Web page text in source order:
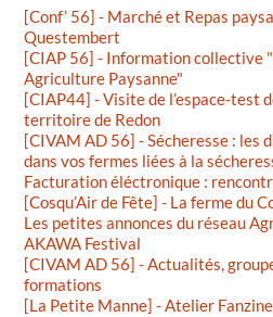
[Conf’ 56] - Marché et Repas
Questembert
[CIAP 56] - Information collective
Agriculture Paysanne"
[CIAP44] - Visite de l’espace-test
territoire de Redon
[CIVAM AD 56] - Sécheresse : les
dans vos fermes liées à la
Facturation éléctronique :
[Cosqu’Air de Fête] - La ferme du
Les petites annonces du réseau
AKAWA Festival
[CIVAM AD 56] - Actualités,
formations
[La Petite Manne] - Atelier Fanzine